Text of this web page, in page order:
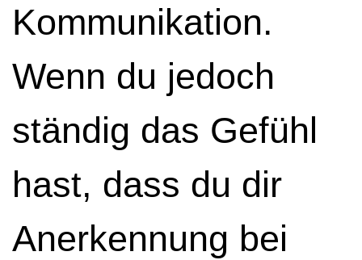
Kommunikation.
Wenn du jedoch
ständig das Gefühl
hast, dass du dir
Anerkennung bei